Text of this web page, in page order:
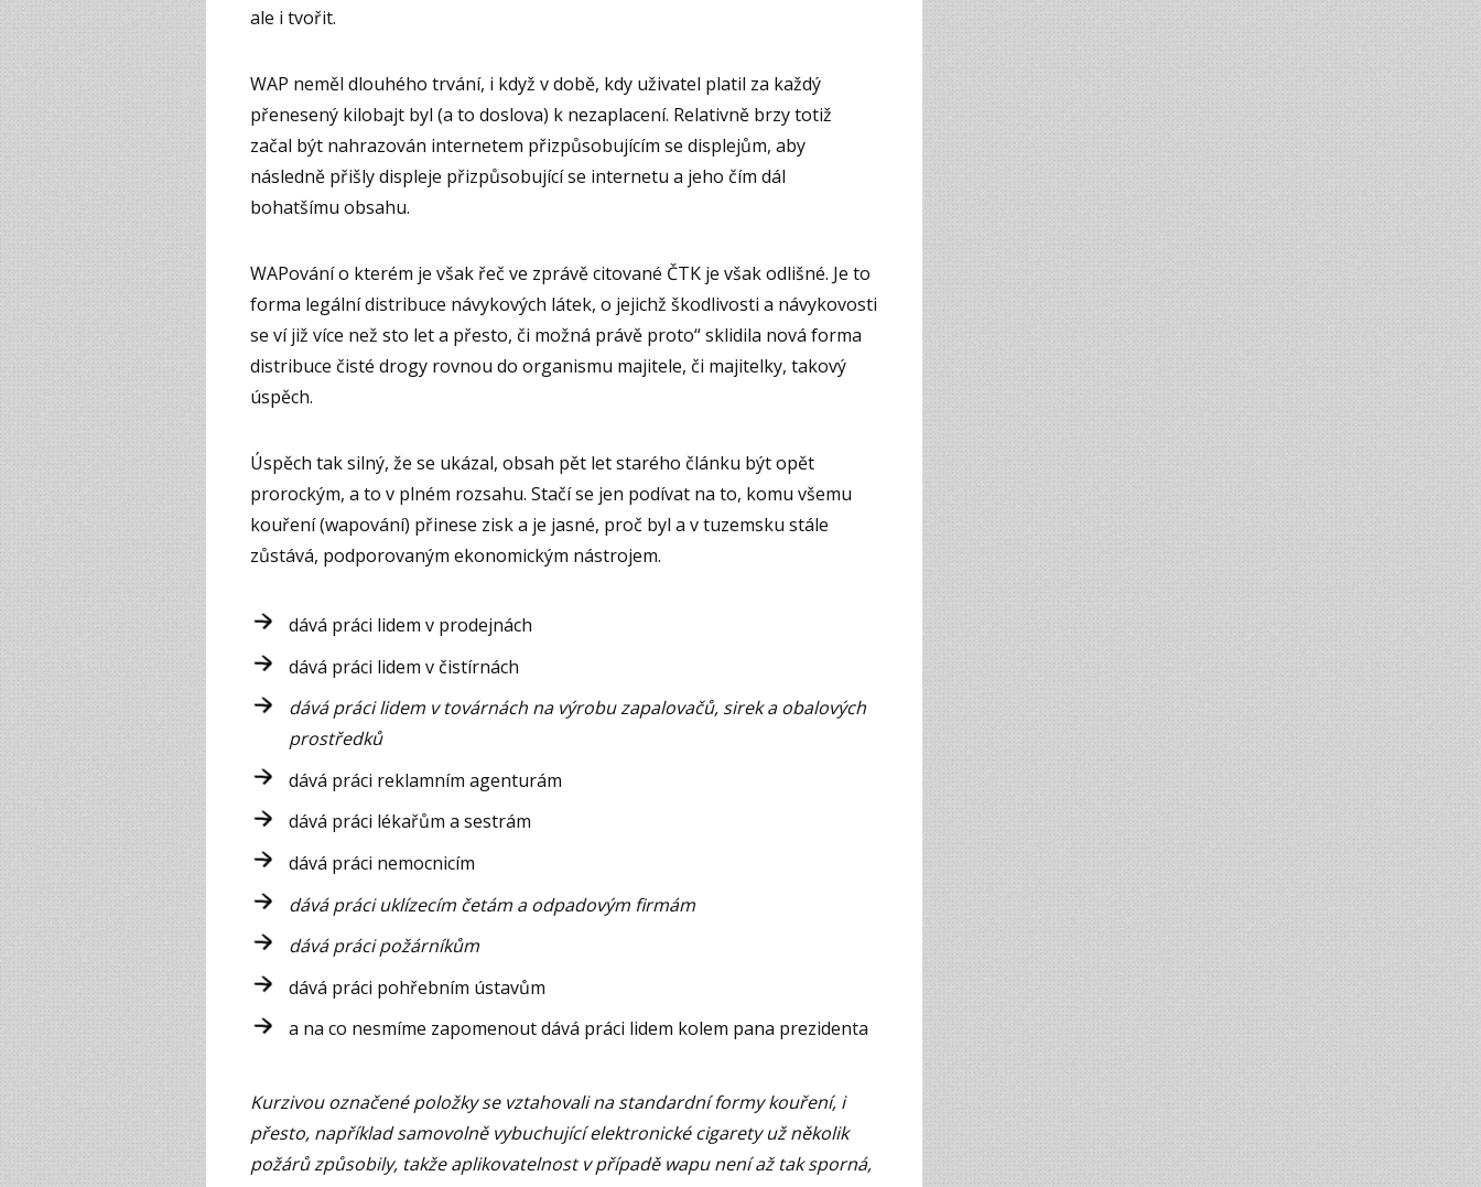
ale i tvořit.
WAP neměl dlouhého trvání, i když v době, kdy uživatel platil za každý
přenesený kilobajt byl (a to doslova) k nezaplacení. Relativně brzy totiž
začal být nahrazován internetem přizpůsobujícím se displejům, aby
následně přišly displeje přizpůsobující se internetu a jeho čím dál
bohatšímu obsahu.
WAPování o kterém je však řeč ve zprávě citované ČTK je však odlišné. Je to
forma legální distribuce návykových látek, o jejichž škodlivosti a návykovosti
se ví již více než sto let a přesto, či možná právě proto“ sklidila nová forma
distribuce čisté drogy rovnou do organismu majitele, či majitelky, takový
úspěch.
Úspěch tak silný, že se ukázal, obsah pět let starého článku být opět
prorockým, a to v plném rozsahu. Stačí se jen podívat na to, komu všemu
kouření (wapování) přinese zisk a je jasné, proč byl a v tuzemsku stále
zůstává, podporovaným ekonomickým nástrojem.
dává práci lidem v prodejnách
dává práci lidem v čistírnách
dává práci lidem v továrnách na výrobu zapalovačů, sirek a obalových
prostředků
dává práci reklamním agenturám
dává práci lékařům a sestrám
dává práci nemocnicím
dává práci uklízecím četám a odpadovým firmám
dává práci požárníkům
dává práci pohřebním ústavům
a na co nesmíme zapomenout dává práci lidem kolem pana prezidenta
Kurzivou označené položky se vztahovali na standardní formy kouření, i
přesto, například samovolně vybuchující elektronické cigarety už několik
požárů způsobily, takže aplikovatelnost v případě wapu není až tak sporná,